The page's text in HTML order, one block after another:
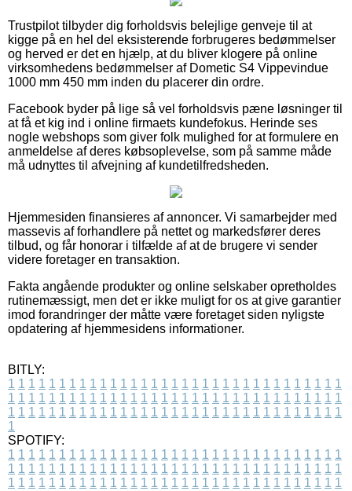
Trustpilot tilbyder dig forholdsvis belejlige genveje til at
kigge på en hel del eksisterende forbrugeres bedømmelser
og herved er det en hjælp, at du bliver klogere på online
virksomhedens bedømmelser af Dometic S4 Vippevindue
1000 mm 450 mm inden du placerer din ordre.
Facebook byder på lige så vel forholdsvis pæne løsninger til
at få et kig ind i online firmaets kundefokus. Herinde ses
nogle webshops som giver folk mulighed for at formulere en
anmeldelse af deres købsoplevelse, som på samme måde
må udnyttes til afvejning af kundetilfredsheden.
Hjemmesiden finansieres af annoncer. Vi samarbejder med
massevis af forhandlere på nettet og markedsfører deres
tilbud, og får honorar i tilfælde af at de brugere vi sender
videre foretager en transaktion.
Fakta angående produkter og online selskaber opretholdes
rutinemæssigt, men det er ikke muligt for os at give garantier
imod forandringer der måtte være foretaget siden nyligste
opdatering af hjemmesidens informationer.
BITLY:
1 1 1 1 1 1 1 1 1 1 1 1 1 1 1 1 1 1 1 1 1 1 1 1 1 1 1 1 1 1 1 1 1
1 1 1 1 1 1 1 1 1 1 1 1 1 1 1 1 1 1 1 1 1 1 1 1 1 1 1 1 1 1 1 1 1
1 1 1 1 1 1 1 1 1 1 1 1 1 1 1 1 1 1 1 1 1 1 1 1 1 1 1 1 1 1 1 1 1
1
SPOTIFY:
1 1 1 1 1 1 1 1 1 1 1 1 1 1 1 1 1 1 1 1 1 1 1 1 1 1 1 1 1 1 1 1 1
1 1 1 1 1 1 1 1 1 1 1 1 1 1 1 1 1 1 1 1 1 1 1 1 1 1 1 1 1 1 1 1 1
1 1 1 1 1 1 1 1 1 1 1 1 1 1 1 1 1 1 1 1 1 1 1 1 1 1 1 1 1 1 1 1 1